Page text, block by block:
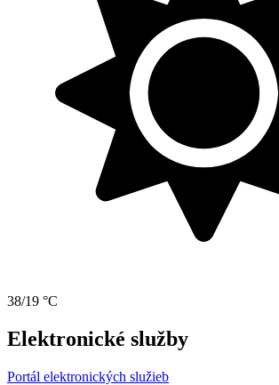
38/19 °C
Elektronické služby
Portál elektronických služieb